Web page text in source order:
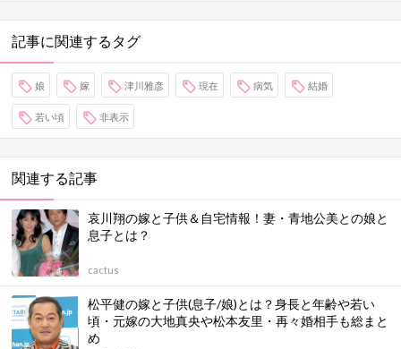
記事に関連するタグ
娘 嫁 津川雅彦 現在 病気 結婚
若い頃 非表示
関連する記事
哀川翔の嫁と子供＆自宅情報！妻・青地公美との娘と
息子とは？
cactus
松平健の嫁と子供(息子/娘)とは？身長と年齢や若い
頃・元嫁の大地真央や松本友里・再々婚相手も総まと
め